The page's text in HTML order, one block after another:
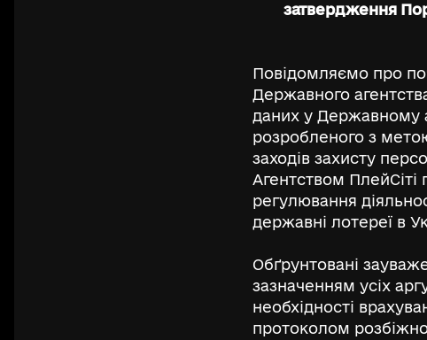
затвердження
Повідомляємо про
Державного
даних у Державному
розробленого з
заходів захисту
Агентством
регулювання
державні лотереї в
Обґрунтовані
зазначенням усіх
необхідності
протоколом